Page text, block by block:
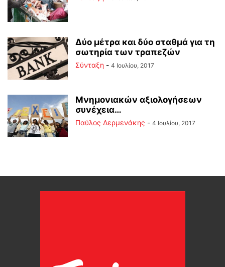
Δύο μέτρα και δύο σταθμά για τη
σωτηρία των τραπεζών
Σύνταξη - 4 Ιουλίου, 2017
Μνημονιακών αξιολογήσεων
συνέχεια…
Παύλος Δερμενάκης - 4 Ιουλίου, 2017